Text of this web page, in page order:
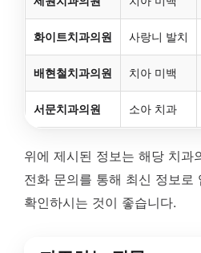
화이트치과의원 사랑니 발치
배현철치과의원 치아 미백
서문치과의원 소아 치과
위에 제시된 정보는 해당 치과
전화 문의를 통해 최신 정보로
확인하시는 것이 좋습니다.